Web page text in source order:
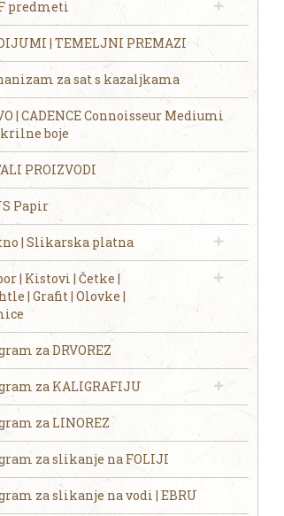
predmeti
| TEMELJNI PREMAZI
za sat s kazaljkama
| CADENCE Connoisseur Mediumi
boje
PROIZVODI
Papir
| Slikarska platna
| Kistovi | Četke |
| Grafit | Olovke |
za DRVOREZ
za KALIGRAFIJU
za LINOREZ
za slikanje na FOLIJI
za slikanje na vodi | EBRU